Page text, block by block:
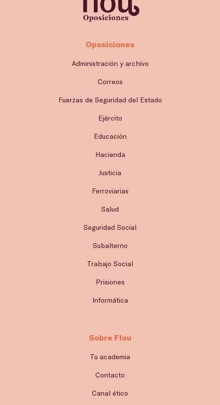
Oposiciones
Administración y archivo
Correos
Fuerzas de Seguridad del Estado
Ejército
Educación
Hacienda
Justicia
Ferroviarias
Salud
Seguridad Social
Subalterno
Trabajo Social
Prisiones
Informática
Sobre Flou
Tu academia
Contacto
Canal ético